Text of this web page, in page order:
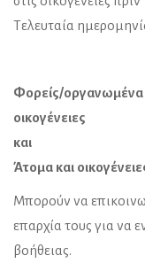
Τελευταία
Φορείς/
οικογένειες
και
Άτομα και
Μπορούν να
επαρχία τους για να
βοήθειας.